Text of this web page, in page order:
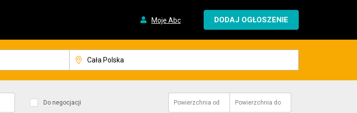
Moje Abc DODAJ OGŁOSZENIE
Do negocjacji Powierzchnia od Powierzchnia do